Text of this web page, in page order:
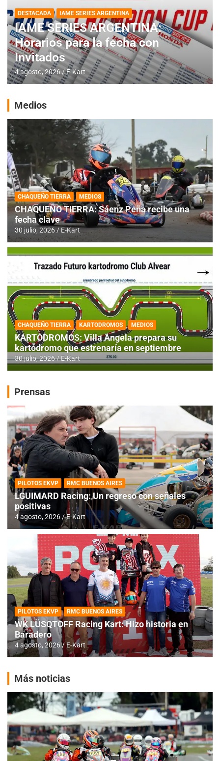
DESTACADA IAME SERIES ARGENTINA
IAME SERIES ARGENTINA:
Horarios para la fecha con
Invitados
4 agosto, 2026 E-Kart
Medios
CHAQUEÑO TIERRA MEDIOS
CHAQUEÑO TIERRA: Sáenz Peña recibe una
fecha clave
30 julio, 2026 E-Kart
CHAQUEÑO TIERRA KARTODROMOS MEDIOS
KARTODROMOS: Villa Angela prepara su
kartódromo que estrenaría en septiembre
30 julio, 2026 E-Kart
Prensas
PILOTOS EKVP RMC BUENOS AIRES
LGUIMARD Racing: Un regreso con señales
positivas
4 agosto, 2026 E-Kart
PILOTOS EKVP RMC BUENOS AIRES
WK LÜSQTOFF Racing Kart: Hizo historia en
Baradero
4 agosto, 2026 E-Kart
Más noticias